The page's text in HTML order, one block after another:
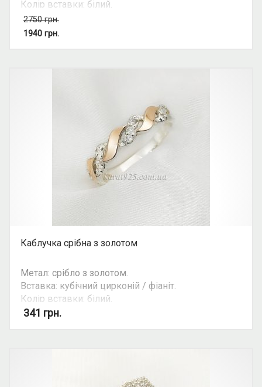
Колір вставки: білий.
Вид: з росипом каміння.
Можливість комплекту: так.
2750грн.
1940 грн.
Каблучка срібна з золотом
Метал: срібло з золотом.
Вставка: кубічний цирконій / фіаніт.
Колір вставки: білий.
Можливість комплекту: так.
341 грн.